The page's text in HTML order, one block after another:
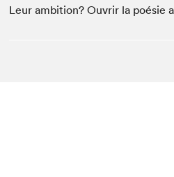
Leur ambition? Ouvrir la poésie